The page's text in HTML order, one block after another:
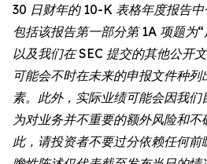
30 日财年的 10-K 表格年度报告中
包括该报告第一部分第 1A 项题为
以及我们在 SEC 提交的其他公开
可能会不时在未来的申报文件种
素。此外，实际业绩可能会因我
为对业务并不重要的额外风险和
此，请投资者不要过分依赖任何